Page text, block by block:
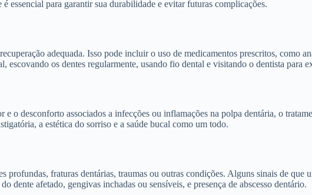
essencial para garantir sua durabilidade e evitar futuras complicações.
adequada. Isso pode incluir o uso de medicamentos prescritos, como
os dentes regularmente, usando fio dental e visitando o dentista para
o desconforto associados a infecções ou inflamações na polpa dentária, o
a estética do sorriso e a saúde bucal como um todo.
fraturas dentárias, traumas ou outras condições. Alguns sinais de que
dente afetado, gengivas inchadas ou sensíveis, e presença de abscesso dentário.